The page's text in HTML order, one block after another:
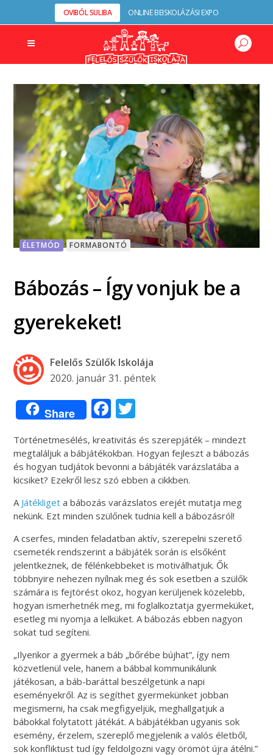
OVIBÓL SULIBA ONLINE BEISKOLÁZÁSI EXPO
ÉLETMÓD FORMABONTÓ
Bábozás – Így vonjuk be a
gyerekeket!
Felelős Szülők Iskolája
2020. január 31. péntek
Share Facebook
Történetmesélés, kreativitás és szerepjáték – mindezt
megtaláljuk a bábjátékokban. Hogyan fejleszt a bábozás
és hogyan tudjátok bevonni a bábjáték varázslatába a
kicsiket? Ezekről lesz szó ebben a cikkben.
A Játékliget a bábozás varázslatos erejét mutatja meg
nekünk. Ezt minden szülőnek tudnia kell a bábozásról!
A cserfes, minden feladatban aktív, szerepelni szerető
csemeték rendszerint a bábjáték során is elsőként
jelentkeznek, de félénkebbeket is motiválhatjuk. Ők
többnyire nehezen nyílnak meg és sok esetben a szülők
számára is fejtörést okoz, hogyan kerüljenek közelebb,
hogyan ismerhetnék meg, mi foglalkoztatja gyermeküket,
esetleg mi nyomja a lelküket. A bábozás ebben nagyon
sokat tud segíteni.
„Ilyenkor a gyermek a báb „bőrébe bújhat”, így nem
közvetlenül vele, hanem a bábbal kommunikálunk
játékosan, a báb-baráttal beszélgetünk a napi
eseményekről. Az is segíthet gyermekünket jobban
megismerni, ha csak megfigyeljük, meghallgatjuk a
bábokkal folytatott játékát. A bábjátékban ugyanis sok
esemény, érzelem, szereplő megjelenik a valós életből,
sok konfliktust tud így feldolgozni vagy örömöt újra átélni.”